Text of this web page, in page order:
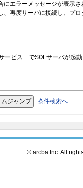
にエラーメッセージが表示さ
、再度サーバに接続し、プロ
ービス でSQLサーバが起動
条件検索へ
© aroba Inc. All